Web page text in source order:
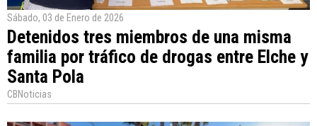
Sábado, 03 de Enero de 2026
Detenidos tres miembros de una misma
familia por tráfico de drogas entre Elche y
Santa Pola
CBNoticias